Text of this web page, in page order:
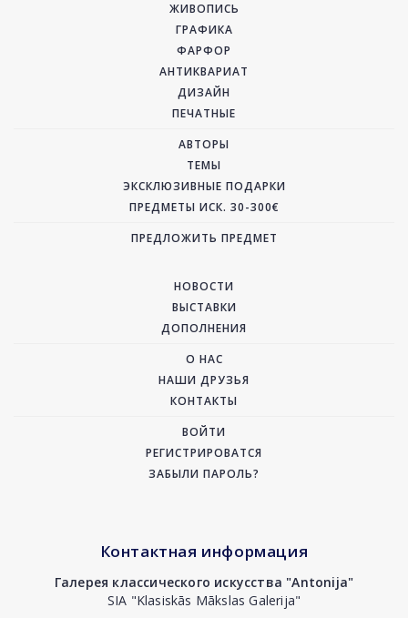
ЖИВОПИСЬ
ГРАФИКА
ФАРФОР
АНТИКВАРИАТ
ДИЗАЙН
ПЕЧАТНЫЕ
АВТОРЫ
ТЕМЫ
ЭКСКЛЮЗИВНЫЕ ПОДАРКИ
ПРЕДМЕТЫ ИСК. 30-300€
ПРЕДЛОЖИТЬ ПРЕДМЕТ
НОВОСТИ
ВЫСТАВКИ
ДОПОЛНЕНИЯ
О НАС
НАШИ ДРУЗЬЯ
КОНТАКТЫ
ВОЙТИ
РЕГИСТРИРОВАТСЯ
ЗАБЫЛИ ПАРОЛЬ?
Контактная информация
Галерея классического искусства "Antonija"
SIA "Klasiskās Mākslas Galerija"